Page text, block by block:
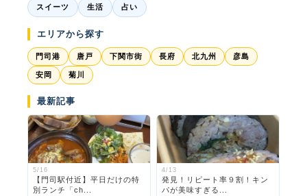
スイーツ 生活 占い
エリアから探す
門司港 唐戸 下関市街 長府 北九州 彦島
安岡 菊川
最新記事
5/16
【門司駅付近】平日だけの特
別ランチ「ch...
4/13
発見！リピート率９割！キン
パが美味すぎる...